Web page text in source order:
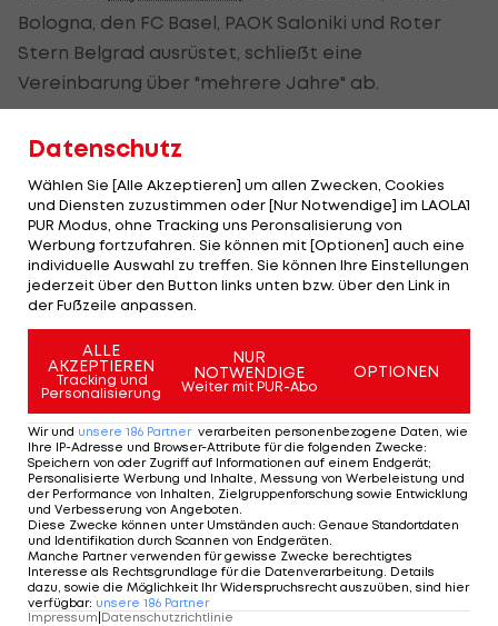
Bologna, den FC Basel, PAOK Saloniki und Roter
Stern Belgrad ausrüstet, schließt eine
Vereinbarung über "mehrere Jahre" ab.
gegenseitiger Wertschätzung und Inspiration
geprägt. Die Tatsache, dass Macron persönlich
bei der Mitgliederfeier anwesend war, zeigt, wie
sehr man sich bereits mit Austria Wien
identifiziert - das macht Lust auf das, was in den
nächsten Jahren kommen wird - auf eine
langfristige und erfolgreiche Partnerschaft", freut
sich Vorstand Harald Zagiczek.
Die Austria-Mitglieder durften beim besagten
Mitgliederfest bereits einen Blick auf einen
Ausschnitt des neuen Heimtrikots erhaschen.
Mehr zum Thema
Datenschutz
Wählen Sie [Alle Akzeptieren] um allen Zwecken, Cookies
und Diensten zuzustimmen oder [Nur Notwendige] im LAOLA1
PUR Modus, ohne Tracking uns Peronsalisierung von
Werbung fortzufahren. Sie können mit [Optionen] auch eine
individuelle Auswahl zu treffen. Sie können Ihre Einstellungen
jederzeit über den Button links unten bzw. über den Link in
der Fußzeile anpassen.
ALLE
AKZEPTIEREN
Tracking und
Personalisierung
NUR
NOTWENDIGE
Weiter mit PUR-Abo
OPTIONEN
Wir und unsere 186 Partner verarbeiten personenbezogene Daten, wie
Ihre IP-Adresse und Browser-Attribute für die folgenden Zwecke:
Speichern von oder Zugriff auf Informationen auf einem Endgerät;
Personalisierte Werbung und Inhalte, Messung von Werbeleistung und
der Performance von Inhalten, Zielgruppenforschung sowie Entwicklung
und Verbesserung von Angeboten.
Diese Zwecke können unter Umständen auch: Genaue Standortdaten
und Identifikation durch Scannen von Endgeräten.
Manche Partner verwenden für gewisse Zwecke berechtigtes
Interesse als Rechtsgrundlage für die Datenverarbeitung. Details
dazu, sowie die Möglichkeit Ihr Widerspruchsrecht auszuüben, sind hier
verfügbar: unsere 186 Partner
Impressum Datenschutzrichtlinie